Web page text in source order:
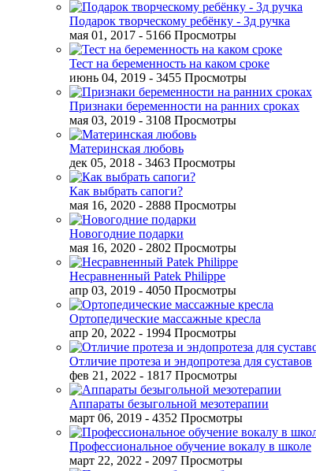
Подарок творческому ребёнку - 3д ручка
мая 01, 2017 - 5166 Просмотры
Тест на беременность на каком сроке
июнь 04, 2019 - 3455 Просмотры
Признаки беременности на ранних сроках
мая 03, 2019 - 3108 Просмотры
Материнская любовь
дек 05, 2018 - 3463 Просмотры
Как выбрать сапоги?
мая 16, 2020 - 2888 Просмотры
Новогодние подарки
мая 16, 2020 - 2802 Просмотры
Несравненный Patek Philippe
апр 03, 2019 - 4050 Просмотры
Ортопедические массажные кресла
апр 20, 2022 - 1994 Просмотры
Отличие протеза и эндопротеза для суставов
фев 21, 2022 - 1817 Просмотры
Аппараты безыгольной мезотерапии
март 06, 2019 - 4352 Просмотры
Профессиональное обучение вокалу в школе
март 22, 2022 - 2097 Просмотры